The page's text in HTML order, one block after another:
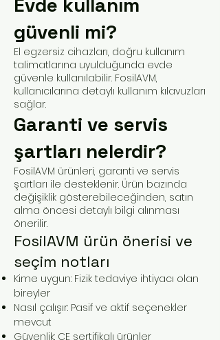
Evde kullanım
güvenli mi?
El egzersiz cihazları, doğru kullanım
talimatlarına uyulduğunda evde
güvenle kullanılabilir. FosilAVM,
kullanıcılarına detaylı kullanım kılavuzları
sağlar.
Garanti ve servis
şartları nelerdir?
FosilAVM ürünleri, garanti ve servis
şartları ile desteklenir. Ürün bazında
değişiklik gösterebileceğinden, satın
alma öncesi detaylı bilgi alınması
önerilir.
FosilAVM ürün önerisi ve
seçim notları
Kime uygun: Fizik tedaviye ihtiyacı olan
bireyler
Nasıl çalışır: Pasif ve aktif seçenekler
mevcut
Güvenlik: CE sertifikalı ürünler